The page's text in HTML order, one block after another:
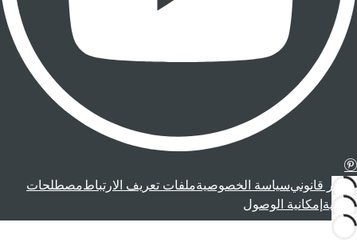
إشعار قانونيسياسة الخصوصيةملفات تعريف الارتباطمصطلحات
قانونية إمكانية الوصول